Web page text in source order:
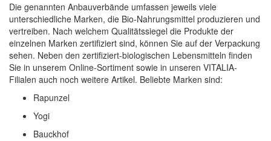
Die genannten Anbauverbände umfassen jeweils viele
unterschiedliche Marken, die Bio-Nahrungsmittel produzieren und
vertreiben. Nach welchem Qualitätssiegel die Produkte der
einzelnen Marken zertifiziert sind, können Sie auf der Verpackung
sehen. Neben den zertifiziert-biologischen Lebensmitteln finden
Sie in unserem Online-Sortiment sowie in unseren VITALIA-
Filialen auch noch weitere Artikel. Beliebte Marken sind:
Rapunzel
Yogi
Bauckhof